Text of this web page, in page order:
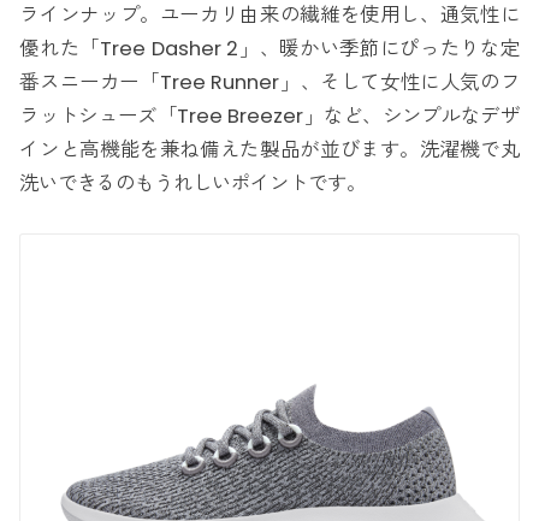
ラインナップ。ユーカリ由来の繊維を使用し、通気性に
優れた「Tree Dasher 2」、暖かい季節にぴったりな定
番スニーカー「Tree Runner」、そして女性に人気のフ
ラットシューズ「Tree Breezer」など、シンプルなデザ
インと高機能を兼ね備えた製品が並びます。洗濯機で丸
洗いできるのもうれしいポイントです。